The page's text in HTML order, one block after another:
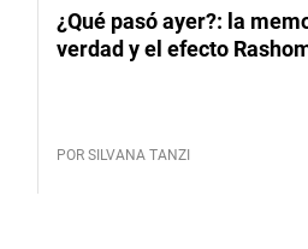
¿Qué pasó ayer?: la
verdad y el efecto
POR SILVANA TANZI